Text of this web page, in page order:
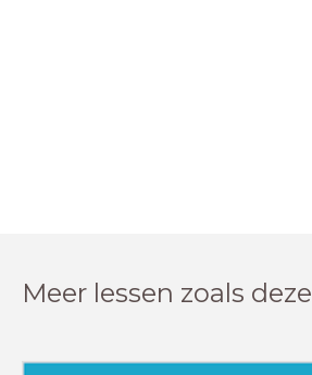
Meer lessen zoals deze